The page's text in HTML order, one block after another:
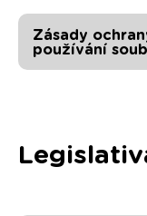
Zásady
používání